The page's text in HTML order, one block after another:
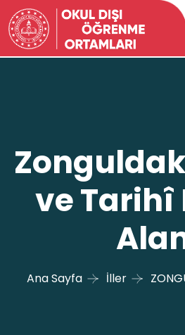
ve Tarihî
Ana Sayfa İller